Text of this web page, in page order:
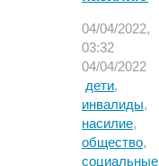
раньше"
04/04/2022,
03:32
04/04/2022
дети,
инвалиды,
насилие,
общество,
социальные